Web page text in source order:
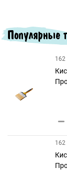
Популярные
162
162